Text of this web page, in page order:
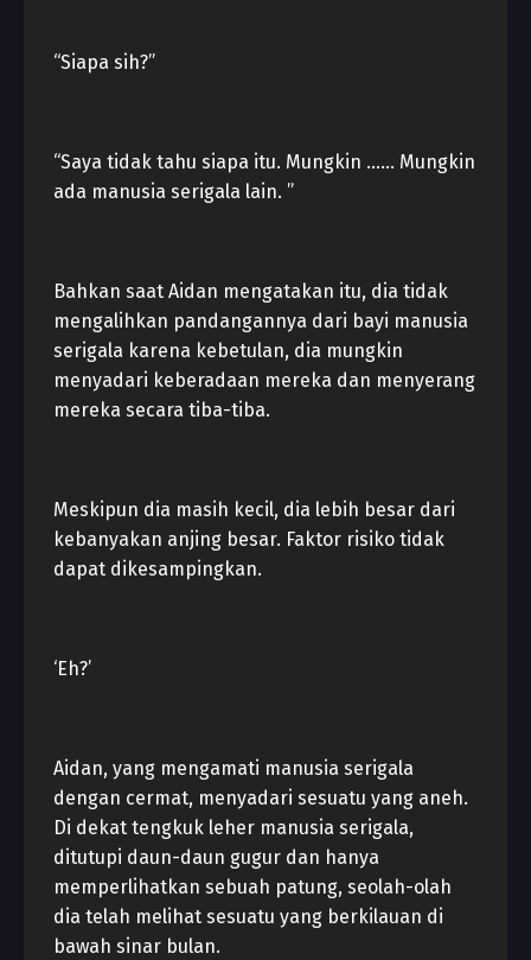
“Siapa sih?”
“Saya tidak tahu siapa itu. Mungkin …… Mungkin
ada manusia serigala lain. ”
Bahkan saat Aidan mengatakan itu, dia tidak
mengalihkan pandangannya dari bayi manusia
serigala karena kebetulan, dia mungkin
menyadari keberadaan mereka dan menyerang
mereka secara tiba-tiba.
Meskipun dia masih kecil, dia lebih besar dari
kebanyakan anjing besar. Faktor risiko tidak
dapat dikesampingkan.
‘Eh?’
Aidan, yang mengamati manusia serigala
dengan cermat, menyadari sesuatu yang aneh.
Di dekat tengkuk leher manusia serigala,
ditutupi daun-daun gugur dan hanya
memperlihatkan sebuah patung, seolah-olah
dia telah melihat sesuatu yang berkilauan di
bawah sinar bulan.